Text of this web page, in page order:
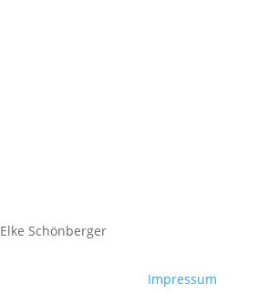
Elke Schönberger
Impressum